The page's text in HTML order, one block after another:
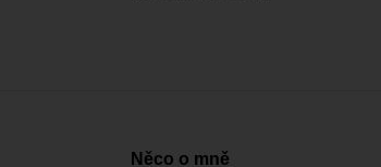
Něco o mně